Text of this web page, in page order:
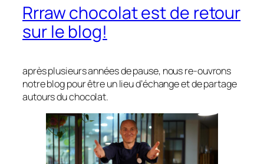
Rrraw chocolat est de retour
sur le blog!
après plusieurs années de pause, nous re-ouvrons
notre blog pour être un lieu d’échange et de partage
autours du chocolat.